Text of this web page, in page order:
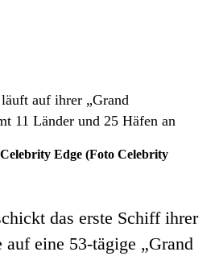
Edge (Foto Celebrity
das erste Schiff ihrer
auf eine 53-tägige „Grand